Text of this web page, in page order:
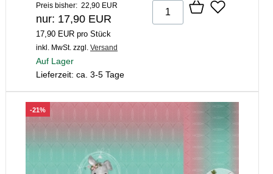
Preis bisher: 22,90 EUR
nur: 17,90 EUR
17,90 EUR pro Stück
inkl. MwSt. zzgl. Versand
Auf Lager
Lieferzeit: ca. 3-5 Tage
-21%